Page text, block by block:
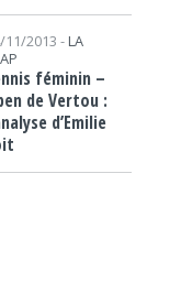
11/2013 - LA
féminin –
de Vertou :
d’Emilie